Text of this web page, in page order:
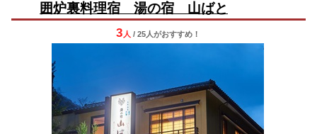
囲炉裏料理宿 湯の宿 山ばと
3 人 / 25人がおすすめ！